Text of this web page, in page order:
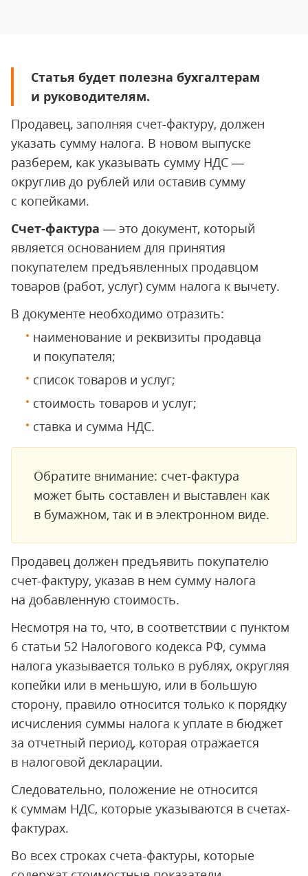
Статья будет полезна бухгалтерам
и руководителям.
Продавец, заполняя счет-фактуру, должен
указать сумму налога. В новом выпуске
разберем, как указывать сумму НДС —
округлив до рублей или оставив сумму
с копейками.
Счет-фактура — это документ, который
является основанием для принятия
покупателем предъявленных продавцом
товаров (работ, услуг) сумм налога к вычету.
В документе необходимо отразить:
наименование и реквизиты продавца
и покупателя;
список товаров и услуг;
стоимость товаров и услуг;
ставка и сумма НДС.
Обратите внимание: счет-фактура
может быть составлен и выставлен как
в бумажном, так и в электронном виде.
Продавец должен предъявить покупателю
счет-фактуру, указав в нем сумму налога
на добавленную стоимость.
Несмотря на то, что, в соответствии с пунктом
6 статьи 52 Налогового кодекса РФ, сумма
налога указывается только в рублях, округляя
копейки или в меньшую, или в большую
сторону, правило относится только к порядку
исчисления суммы налога к уплате в бюджет
за отчетный период, которая отражается
в налоговой декларации.
Следовательно, положение не относится
к суммам НДС, которые указываются в счетах-
фактурах.
Во всех строках счета-фактуры, которые